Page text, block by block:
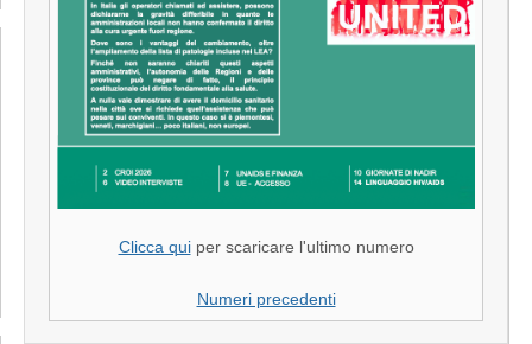
Clicca quiper scaricare l'ultimo numero
Numeri precedenti